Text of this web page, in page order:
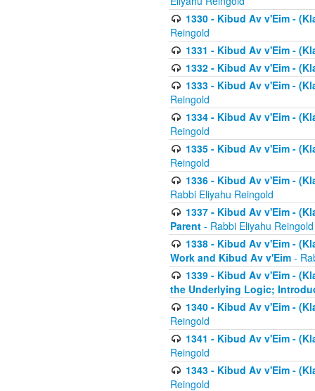
1330 - Kibud Av v'Eim -
Reingold
1331 - Kibud Av v'Eim -
1332 - Kibud Av v'Eim -
1333 - Kibud Av v'Eim -
Reingold
1334 - Kibud Av v'Eim -
Reingold
1335 - Kibud Av v'Eim -
Reingold
1336 - Kibud Av v'Eim -
Rabbi Eliyahu Reingold
1337 - Kibud Av v'Eim -
Parent - Rabbi Eliyahu Reingold
1338 - Kibud Av v'Eim -
Work and Kibud Av v'Eim -
1339 - Kibud Av v'Eim -
the Underlying Logic;
1340 - Kibud Av v'Eim -
Reingold
1341 - Kibud Av v'Eim -
Reingold
1343 - Kibud Av v'Eim -
Reingold